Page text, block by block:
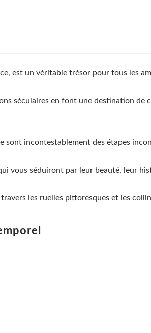
est un véritable trésor pour tous les
séculaires en font une destination de
sont incontestablement des étapes
vous séduiront par leur beauté, leur
les ruelles pittoresques et les